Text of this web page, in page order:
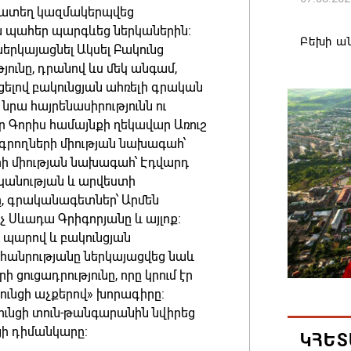
կազմակերպվեց
պահեր պարգևեց ներկաներին։
Ակսել Բակունց
դրանով ևս մեկ անգամ,
բակունցյան ահռելի գրական
հայրենասիրությունն ու
Գորիս համայնքի ղեկավար Առուշ
միության նախագահ՝
միության նախագահ՝ Էդվարդ
և արվեստի
Արմեն
Գրիգորյանը և այլոք։
պարով և բակունցյան
ներկայացվեց նաև
որը կրում էր
աչքերով» խորագիրը:
տուն-թանգարանին նվիրեց
դիմանկարը:
Բեխի
առաջին
Էդվարդ